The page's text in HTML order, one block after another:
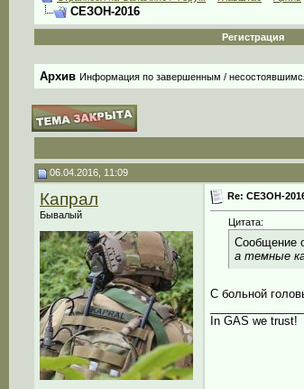
СЕЗОН-2016
Регистрация
Архив Информация по завершенным /
06.04.2016, 11:09
Капрал
Бывалый
Re: СЕЗОН-
Цитата:
Сообщение
а темные
С больной
In GAS we trust!